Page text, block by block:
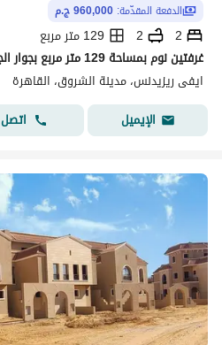
الدفعة المقدّمة: 960,000 ج.م
2
2
129 متر مربع
ايفى ريزيدنس، مدينة الشروق، القاهرة
الإيميل
اتصل